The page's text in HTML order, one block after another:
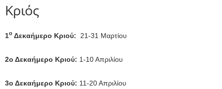
Κριός
1ο Δεκαήμερο Κριού: 21-31 Μαρτίου
2ο Δεκαήμερο Κριού: 1-10 Απριλίου
3ο Δεκαήμερο Κριού: 11-20 Απριλίου